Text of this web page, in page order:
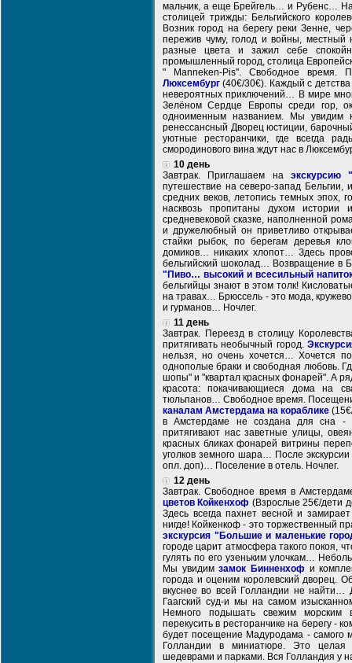
мальчик, а еще Брейгель… и Рубенс…
столицей трижды: Бельгийского
Возник город на берегу реки Зенне,
пережив чуму, голод и войны, местный
разные цвета и зажил себе
промышленный город, столица
" Manneken-Pis". Cвободное время.
Люксембург (40€/30€). Каждый с детства
невероятных приключений… В мире
Зелёном Сердце Европы среди гор,
одноименным названием. Мы увидим
ренессансный Дворец юстиции,
уютные ресторанчики, где всегда
смородинового вина ждут нас в
10 день
Завтрак. Приглашаем на экскурсию
путешествие на северо-запад
средних веков, летопись темных эпох,
насквозь пропитаны духом
средневековой сказке, наполненной
и дружелюбный он приветливо
стайки рыбок, по берегам деревья
домиков… никаких хлопот… Здесь
бельгийский шоколад… Возвращение в
"Пиво… высокий и всесильный
бельгийцы знают в этом толк!
на травах… Брюссель - это мода,
и гурманов… Ночлег.
11 день
Завтрак. Переезд в столицу
притягивать необычный город.
нельзя, но очень хочется… Хочется
однополые браки и свободная любовь.
шопы" и "квартал красных фонарей". А
красота: покачивающиеся дома на
тюльпанов… Свободное время.
каналам Амстердама на кораблике
в Амстердаме не создана для сна -
притягивают нас заветные улицы,
красных бликах фонарей витрины
уголков земного шара… После
опл. доп)… Поселение в отель. Ночлег.
12 день
Завтрак. Свободное время в
цветов Койкенхоф (Взрослые 25€/дети
Здесь всегда пахнет весной и
нигде! Койкенкоф - это торжественный
экскурсия "Большие и маленькие
городе царит атмосфера такого покоя,
гулять по его узеньким улочкам…
Мы увидимзамок Бинненхоф и
города и оценим королевский дворец.
вкуснее во всей Голландии не
Гаагский суд-и мы на самом
Немного подышать свежим морским
перекусить в ресторанчике на берегу -
будет посещение Мадуродама - самого
Голландии в миниатюре. Это целая
шедеврами и парками. Вся Голландия у